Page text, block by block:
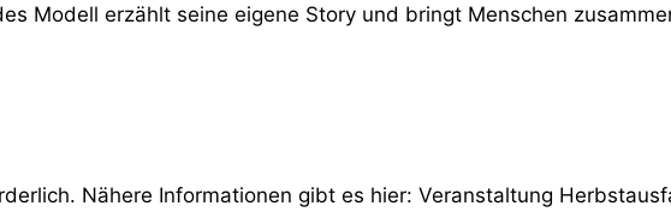
Modell erzählt seine eigene Story und bringt Menschen
Nähere Informationen gibt es hier: Veranstaltung